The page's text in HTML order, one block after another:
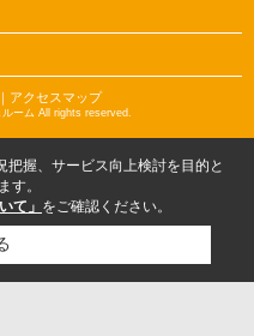
アクセスマップ
ーム All rights reserved.
握、サービス向上検討を目的と
す。
て」 をご確認ください。